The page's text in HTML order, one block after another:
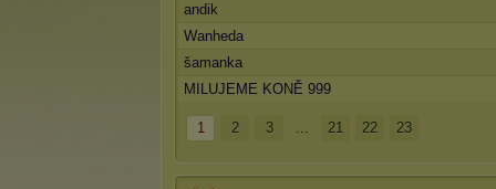
andik
Wanheda
šamanka
MILUJEME KONĚ 999
1 2 3 ... 21 22 23